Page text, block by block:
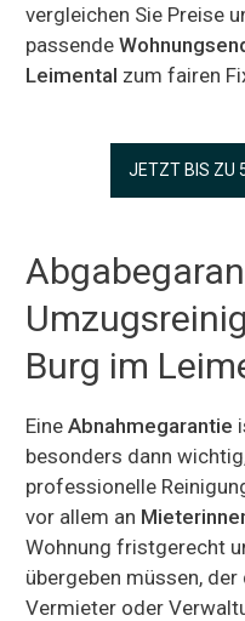
vergleichen Sie Preise
passende
Leimental zum fairen
JETZT BIS ZU
Burg im
Eine Abnahmegarantie
besonders dann
professionelle
vor allem an
Wohnung fristgerecht
übergeben müssen,
Vermieter oder